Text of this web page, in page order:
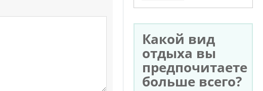
Какой вид
отдыха вы
предпочитаете
больше всего?